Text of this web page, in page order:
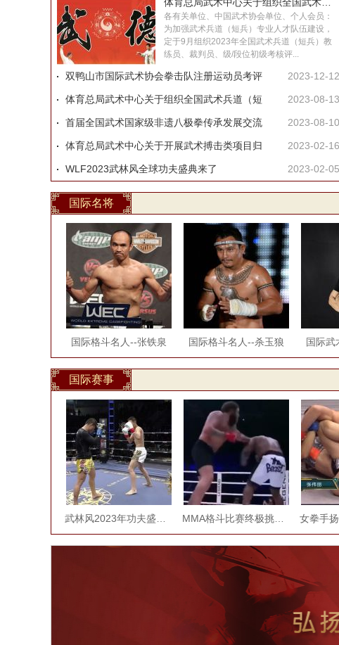
各有关单位、中国武术协会单位、个人会员：
为加强武术兵道（短兵）专业人才队伍建设，
定于9月组织2023年全国武术兵道（短兵）教
练员、裁判员、级/段位初级考核评...
双鸭山市国际武术协会拳击队注册运动员考评 2023-12-12
体育总局武术中心关于组织全国武术兵道（短 2023-08-13
首届全国武术国家级非遗八极拳传承发展交流 2023-08-10
体育总局武术中心关于开展武术搏击类项目归 2023-02-16
WLF2023武林风全球功夫盛典来了 2023-02-05
国际名将
国际格斗名人--张铁泉 国际格斗名人--杀玉狼 国际武
国际赛事